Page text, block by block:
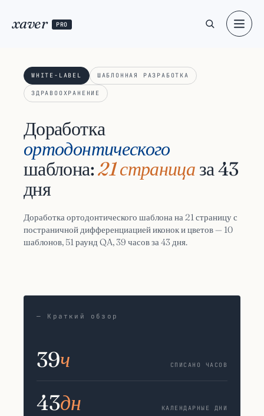
xaver PRO
WHITE-LABEL ШАБЛОННАЯ РАЗРАБОТКА
ЗДРАВООХРАНЕНИЕ
Доработка
ортодонтического
шаблона:21 страница за 43
дня
Доработка ортодонтического шаблона на 21 страницу с
постраничной дифференциацией иконок и цветов — 10
шаблонов, 51 раунд QA, 39 часов за 43 дня.
— Краткий обзор
39ч СПИСАНО ЧАСОВ
43дн КАЛЕНДАРНЫЕ ДНИ